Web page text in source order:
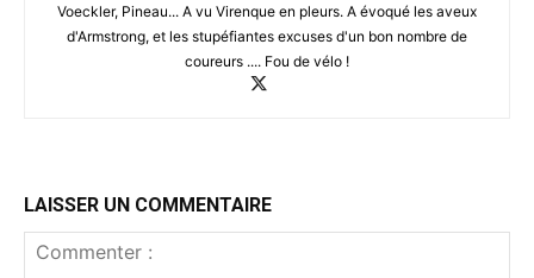
Voeckler, Pineau... A vu Virenque en pleurs. A évoqué les aveux
d'Armstrong, et les stupéfiantes excuses d'un bon nombre de
coureurs .... Fou de vélo !
LAISSER UN COMMENTAIRE